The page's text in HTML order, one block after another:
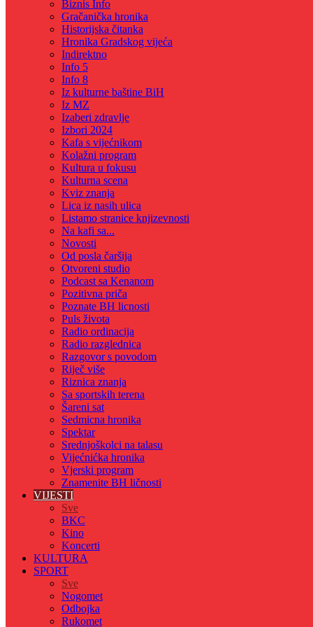
Biznis Info
Gračanička hronika
Historijska čitanka
Hronika Gradskog vijeća
Indirektno
Info 5
Info 8
Iz kulturne baštine BiH
Iz MZ
Izaberi zdravlje
Izbori 2024
Kafa s vijećnikom
Kolažni program
Kultura u fokusu
Kulturna scena
Kviz znanja
Lica iz nasih ulica
Listamo stranice knjizevnosti
Na kafi sa...
Novosti
Od posla čaršija
Otvoreni studio
Podcast sa Kenanom
Pozitivna priča
Poznate BH licnosti
Puls života
Radio ordinacija
Radio razglednica
Razgovor s povodom
Riječ više
Riznica znanja
Sa sportskih terena
Šareni sat
Sedmicna hronika
Spektar
Srednjoškolci na talasu
Vijećnićka hronika
Vjerski program
Znamenite BH ličnosti
VIJESTI
Sve
BKC
Kino
Koncerti
KULTURA
SPORT
Sve
Nogomet
Odbojka
Rukomet